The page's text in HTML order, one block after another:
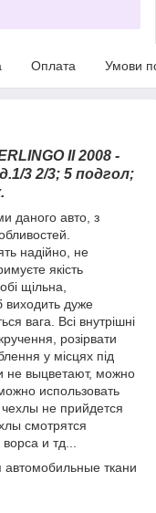
Оплата Умови
II 2008 -
3 2/3; 5 подгол;
даного авто, з
надійно, не
якість
щільна,
виходить дуже
вага. Всі внутрішні
розірвати
у місцях під
не выцветают, можно
использовать
не прийдется
смотрятся
и тд...
автомобильные ткани